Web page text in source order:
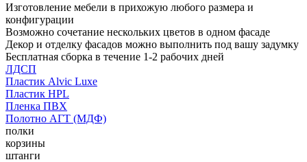
Изготовление мебели в прихожую любого размера и
конфигурации
Возможно сочетание нескольких цветов в одном фасаде
Декор и отделку фасадов можно выполнить под вашу задумку
Бесплатная сборка в течение 1-2 рабочих дней
ЛДСП
Пластик Alvic Luxe
Пластик HPL
Пленка ПВХ
Полотно АГТ (МДФ)
полки
корзины
штанги